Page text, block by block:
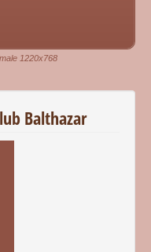
1220x768
Balthazar